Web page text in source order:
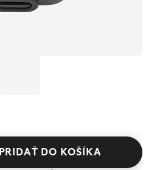
PRIDAŤ DO KOŠÍKA